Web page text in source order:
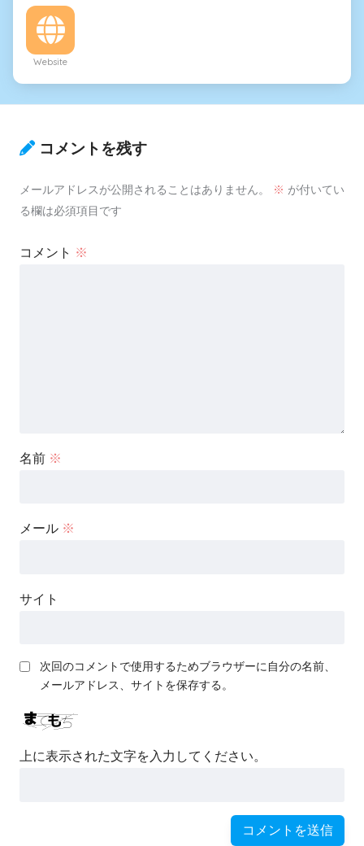
Website
コメントを残す
メールアドレスが公開されることはありません。 ※ が付いてい
る欄は必須項目です
コメント ※
名前 ※
メール ※
サイト
次回のコメントで使用するためブラウザーに自分の名前、
メールアドレス、サイトを保存する。
上に表示された文字を入力してください。